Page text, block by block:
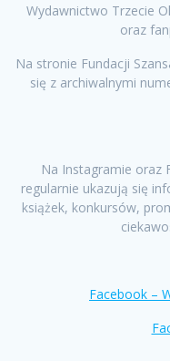
Wydawnictwo Trzecie
oraz
Na stronie Fundacji
się z archiwalnymi
Na Instagramie oraz
regularnie ukazują się
książek, konkursów,
Facebook –